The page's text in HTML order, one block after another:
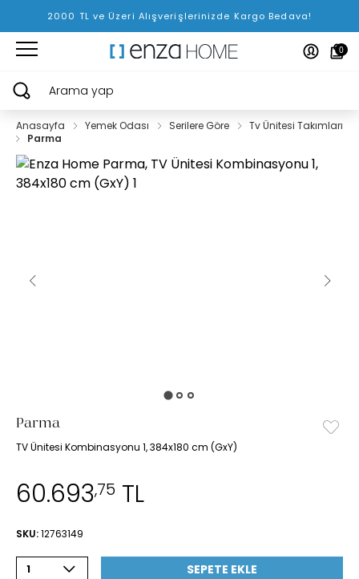
2000 TL ve Üzeri Alışverişlerinizde Kargo Bedava!
0
Arama yap
Anasayfa Yemek Odası Serilere Göre
Tv Ünitesi Takımları
Parma
Parma
TV Ünitesi Kombinasyonu 1, 384x180 cm (GxY)
60.693,75 TL
SKU:12763149
1 SEPETE EKLE